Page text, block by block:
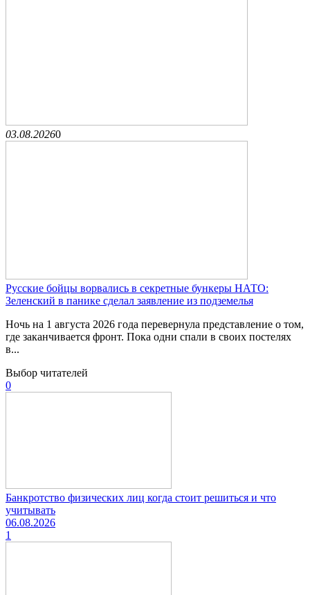
03.08.20260
Русские бойцы ворвались в секретные бункеры НАТО:
Зеленский в панике сделал заявление из подземелья
Ночь на 1 августа 2026 года перевернула представление о том,
где заканчивается фронт. Пока одни спали в своих постелях
в...
Выбор читателей
0
Банкротство физических лиц когда стоит решиться и что
учитывать
06.08.2026
1